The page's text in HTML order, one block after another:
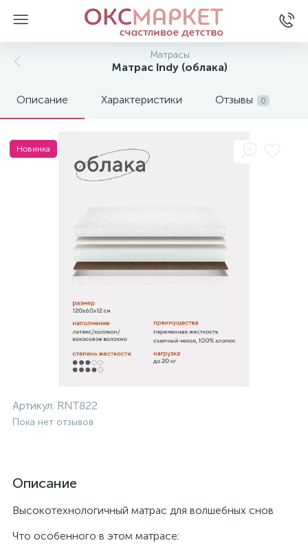
Матрасы
Матрас Indy (облака)
Описание Характеристики Отзывы 0
Новинка
Артикул: RNT822
Пока нет отзывов
Описание
Высокотехнологичный матрас для волшебных снов
Что особенного в этом матрасе: